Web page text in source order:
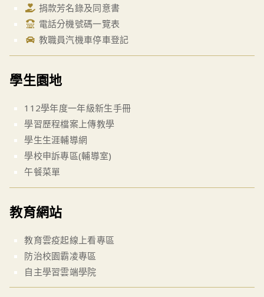
捐款芳名錄及同意書
電話分機號碼一覽表
教職員汽機車停車登記
學生園地
112學年度一年級新生手冊
學習歷程檔案上傳教學
學生生涯輔導網
學校申訴專區(輔導室)
午餐菜單
教育網站
教育雲疫起線上看專區
防治校園霸凌專區
自主學習雲端學院